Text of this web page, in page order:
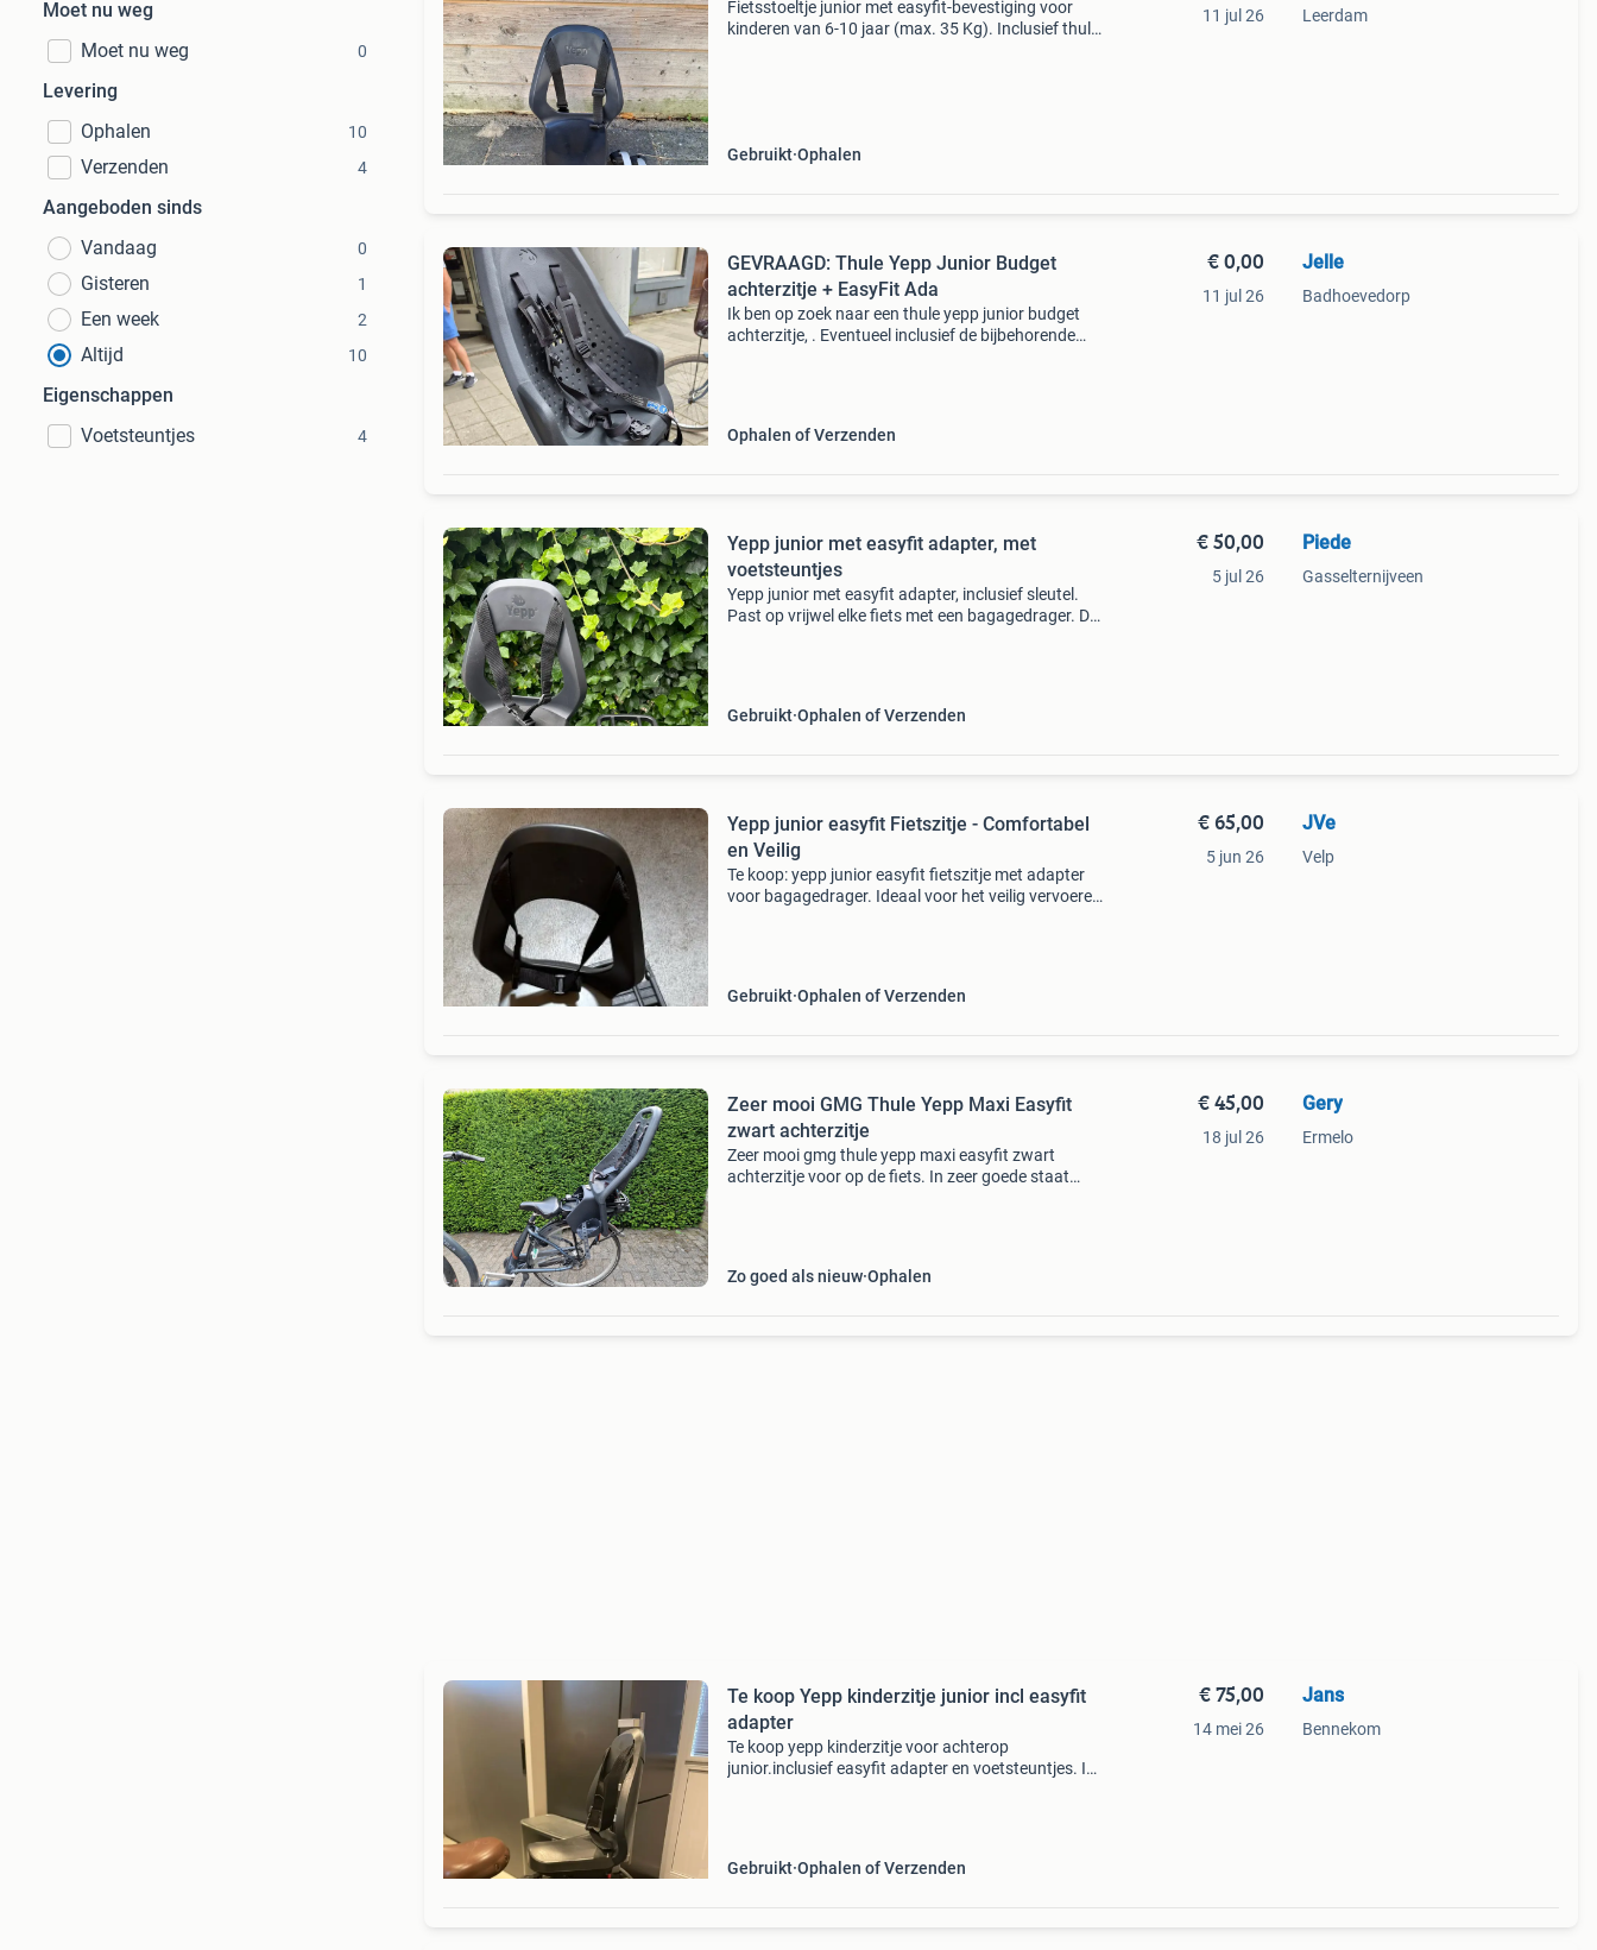
Moet nu weg
Moet nu weg
0
Levering
Ophalen
10
Verzenden 4
Aangeboden sinds
Vandaag
0
Gisteren 1
Een week 2
Altijd 10
Eigenschappen
Voetsteuntjes
4
Fietsstoeltje junior met easyfit-bevestiging voor
kinderen van 6-10 jaar (max. 35 Kg). Inclusief thule
Gebruikt Ophalen
11 jul 26 Leerdam
GEVRAAGD: Thule Yepp Junior Budget
achterzitje + EasyFit Ada
Ik ben op zoek naar een thule yepp junior budget
achterzitje, . Eventueel inclusief de bijbehorende
Ophalen of Verzenden
€ 0,00
11 jul 26
Jelle
Badhoevedorp
Yepp junior met easyfit adapter, met
voetsteuntjes
Yepp junior met easyfit adapter, inclusief sleutel.
Past op vrijwel elke fiets met een bagagedrager. De
Gebruikt Ophalen of Verzenden
€ 50,00
5 jul 26
Piede
Gasselternijveen
Yepp junior easyfit Fietszitje - Comfortabel
en Veilig
Te koop: yepp junior easyfit fietszitje met adapter
voor bagagedrager. Ideaal voor het veilig vervoeren
Gebruikt Ophalen of Verzenden
€ 65,00
5 jun 26
JVe
Velp
Zeer mooi GMG Thule Yepp Maxi Easyfit
zwart achterzitje
Zeer mooi gmg thule yepp maxi easyfit zwart
achterzitje voor op de fiets. In zeer goede staat
Zo goed als nieuw Ophalen
€ 45,00
18 jul 26
Gery
Ermelo
Te koop Yepp kinderzitje junior incl easyfit
adapter
Te koop yepp kinderzitje voor achterop
junior.inclusief easyfit adapter en voetsteuntjes. Is
Gebruikt Ophalen of Verzenden
€ 75,00
14 mei 26
Jans
Bennekom